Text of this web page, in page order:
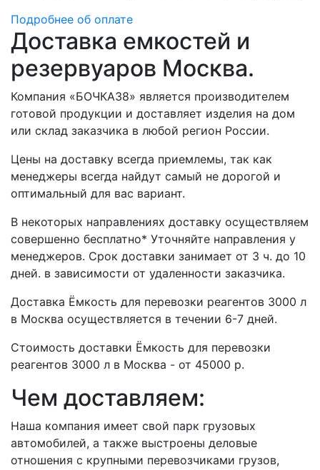
Подробнее об оплате
Доставка емкостей и
резервуаров Москва.
Компания «БОЧКА38» является производителем
готовой продукции и доставляет изделия на дом
или склад заказчика в любой регион России.
Цены на доставку всегда приемлемы, так как
менеджеры всегда найдут самый не дорогой и
оптимальный для вас вариант.
В некоторых направлениях доставку осуществляем
совершенно бесплатно* Уточняйте направления у
менеджеров. Срок доставки занимает от 3 ч. до 10
дней. в зависимости от удаленности заказчика.
Доставка Ёмкость для перевозки реагентов 3000 л
в Москва осуществляется в течении 6-7 дней.
Стоимость доставки Ёмкость для перевозки
реагентов 3000 л в Москва - от 45000 р.
Чем доставляем:
Наша компания имеет свой парк грузовых
автомобилей, а также выстроены деловые
отношения с крупными перевозчиками грузов,